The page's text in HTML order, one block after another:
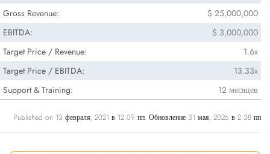
Gross Revenue:
$ 25,000,000
EBITDA:
$ 3,000,000
Target Price / Revenue:
1.6x
Target Price / EBITDA:
13.33x
Support & Training:
12 месяцев
Published on 13 февраля, 2021 в 12:09 пп. Обновление 31 мая, 2026 в 2:38 пп